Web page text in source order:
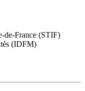
de-France (STIF)
(IDFM)